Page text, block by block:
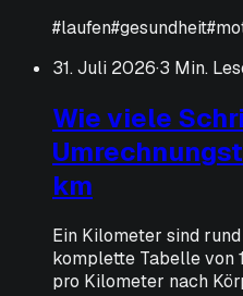
#laufen#gesundheit#
31. Juli 2026·3 Min.
Wie viele
km
Ein Kilometer sind
komplette Tabelle von
pro Kilometer nach